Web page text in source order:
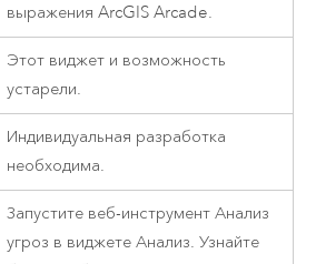
выраженияArcGIS Arcade.
Этот виджет и возможность
устарели.
Индивидуальная разработка
необходима.
Запустите веб-инструмент Анализ
угроз в виджете Анализ. Узнайте